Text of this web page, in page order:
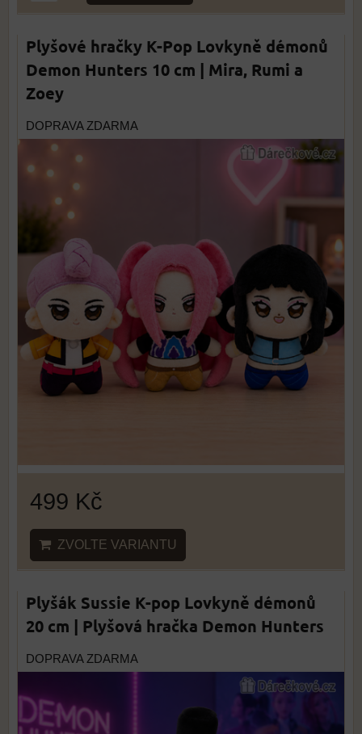
Plyšové hračky K-Pop Lovkyně démonů
Demon Hunters 10 cm | Mira, Rumi a
Zoey
DOPRAVA ZDARMA
499 Kč
ZVOLTE VARIANTU
Plyšák Sussie K-pop Lovkyně démonů
20 cm | Plyšová hračka Demon Hunters
DOPRAVA ZDARMA